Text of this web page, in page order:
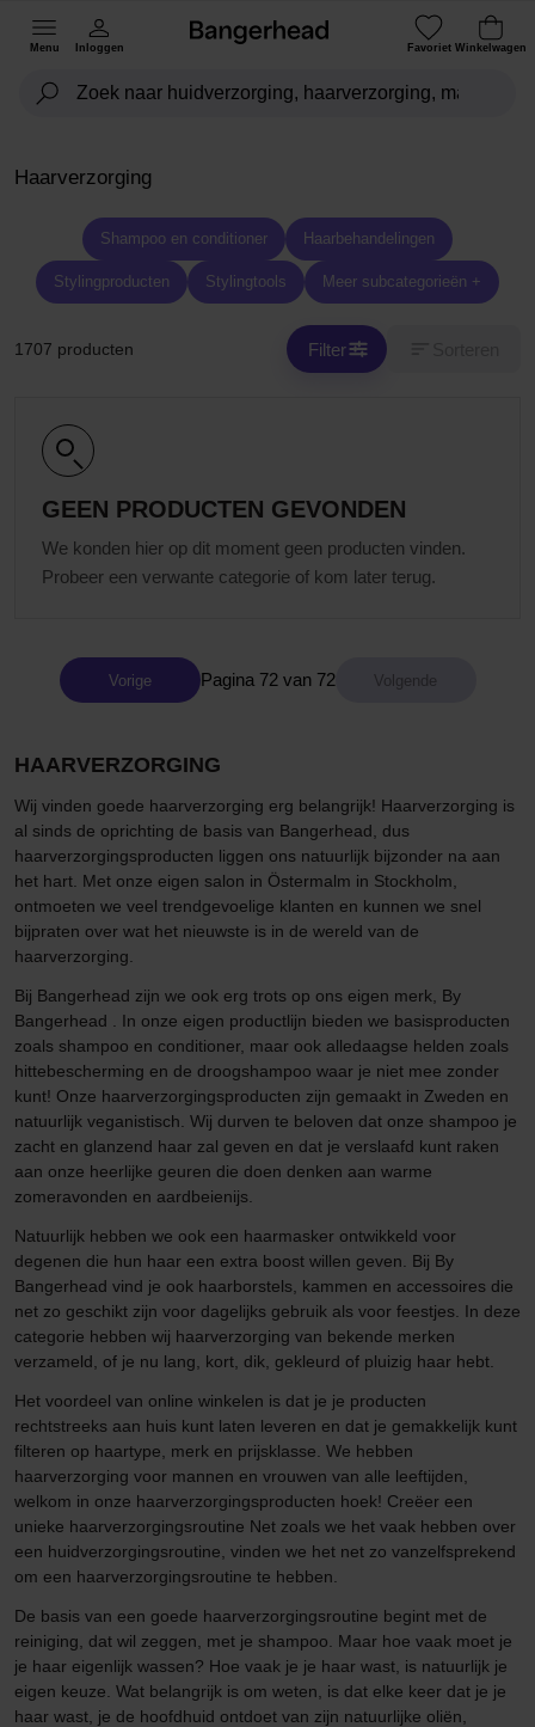
Menu Inloggen Favoriet Winkelwagen
Haarverzorging
Shampoo en conditioner Haarbehandelingen
Stylingproducten Stylingtools Meer subcategorieën +
1707 producten Filter
GEEN PRODUCTEN GEVONDEN
We konden hier op dit moment geen producten vinden.
Probeer een verwante categorie of kom later terug.
Vorige Pagina 72 van 72
HAARVERZORGING
Wij vinden goede haarverzorging erg belangrijk! Haarverzorging is
al sinds de oprichting de basis van Bangerhead, dus
haarverzorgingsproducten liggen ons natuurlijk bijzonder na aan
het hart. Met onze eigen salon in Östermalm in Stockholm,
ontmoeten we veel trendgevoelige klanten en kunnen we snel
bijpraten over wat het nieuwste is in de wereld van de
haarverzorging.
Bij Bangerhead zijn we ook erg trots op ons eigen merk, By
Bangerhead . In onze eigen productlijn bieden we basisproducten
zoals shampoo en conditioner, maar ook alledaagse helden zoals
hittebescherming en de droogshampoo waar je niet mee zonder
kunt! Onze haarverzorgingsproducten zijn gemaakt in Zweden en
natuurlijk veganistisch. Wij durven te beloven dat onze shampoo je
zacht en glanzend haar zal geven en dat je verslaafd kunt raken
aan onze heerlijke geuren die doen denken aan warme
zomeravonden en aardbeienijs.
Natuurlijk hebben we ook een haarmasker ontwikkeld voor
degenen die hun haar een extra boost willen geven. Bij By
Bangerhead vind je ook haarborstels, kammen en accessoires die
net zo geschikt zijn voor dagelijks gebruik als voor feestjes. In deze
categorie hebben wij haarverzorging van bekende merken
verzameld, of je nu lang, kort, dik, gekleurd of pluizig haar hebt.
Het voordeel van online winkelen is dat je je producten
rechtstreeks aan huis kunt laten leveren en dat je gemakkelijk kunt
filteren op haartype, merk en prijsklasse. We hebben
haarverzorging voor mannen en vrouwen van alle leeftijden,
welkom in onze haarverzorgingsproducten hoek! Creëer een
unieke haarverzorgingsroutine Net zoals we het vaak hebben over
een huidverzorgingsroutine, vinden we het net zo vanzelfsprekend
om een haarverzorgingsroutine te hebben.
De basis van een goede haarverzorgingsroutine begint met de
reiniging, dat wil zeggen, met je shampoo. Maar hoe vaak moet je
je haar eigenlijk wassen? Hoe vaak je je haar wast, is natuurlijk je
eigen keuze. Wat belangrijk is om weten, is dat elke keer dat je je
haar wast, je de hoofdhuid ontdoet van zijn natuurlijke oliën,